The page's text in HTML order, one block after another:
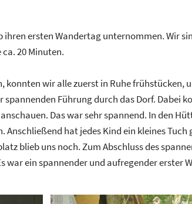
ihren ersten Wandertag unternommen. Wir
20 Minuten.
wir alle zuerst in Ruhe frühstücken,
spannenden Führung durch das Dorf. Dabei
Das war sehr spannend. In den
Anschließend hat jedes Kind ein kleines
blieb uns noch. Zum Abschluss des
war ein spannender und aufregender erster